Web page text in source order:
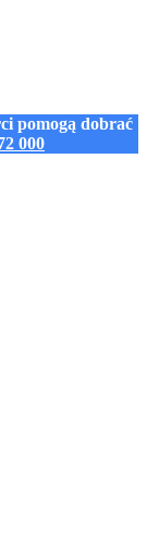
pomogą dobrać
000